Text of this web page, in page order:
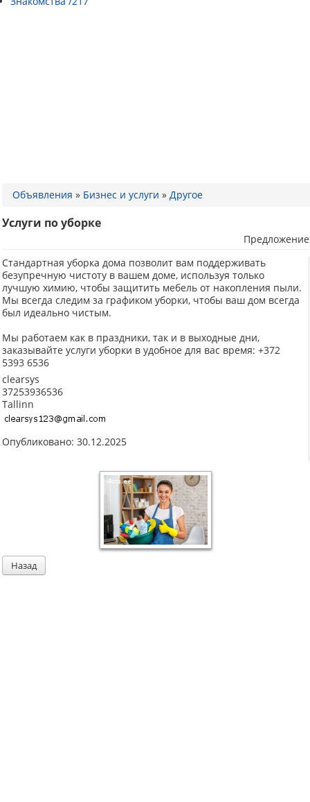
Объявления » Бизнес и услуги » Другое
Услуги по уборке
Предложение
Стандартная уборка дома позволит вам поддерживать
безупречную чистоту в вашем доме, используя только
лучшую химию, чтобы защитить мебель от накопления пыли.
Мы всегда следим за графиком уборки, чтобы ваш дом всегда
был идеально чистым.
Мы работаем как в праздники, так и в выходные дни,
заказывайте услуги уборки в удобное для вас время: +372
5393 6536
clearsys
37253936536
Tallinn
Опубликовано: 30.12.2025
Назад